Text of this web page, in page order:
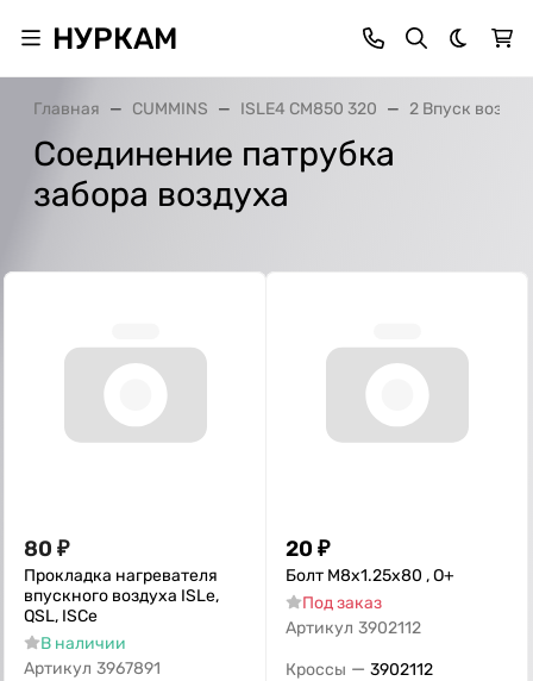
НУРКАМ Темная
Главная CUMMINS ISLE4 CM850 320 2 Впуск
Соединение патрубка
забора воздуха
80 ₽
Прокладка нагревателя
впускного воздуха ISLe,
QSL, ISCe
В наличии
Артикул 3967891
20 ₽
Болт M8x1.25x80 , О+
Под заказ
Артикул 3902112
Кроссы — 3902112